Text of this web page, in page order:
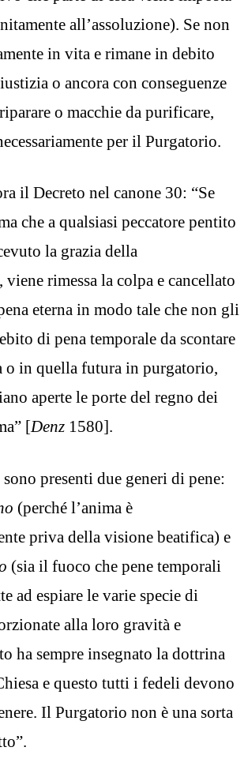
all’assoluzione). Se non
in vita e rimane in debito
o ancora con conseguenze
o macchie da purificare,
per il Purgatorio.
il Decreto nel canone 30: “Se
che a qualsiasi peccatore pentito
la grazia della
rimessa la colpa e cancellato
eterna in modo tale che non gli
di pena temporale da scontare
o in quella futura in purgatorio,
aperte le porte del regno dei
[Denz 1580].
presenti due generi di pene:
(perché l’anima è
priva della visione beatifica) e
(sia il fuoco che pene temporali
ad espiare le varie specie di
alla loro gravità e
ha sempre insegnato la dottrina
e questo tutti i fedeli devono
Il Purgatorio non è una sorta